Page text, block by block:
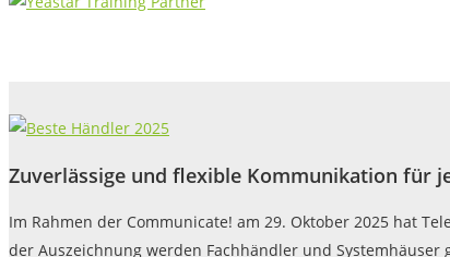
Zuverlässige und flexible Kommunikation für
Im Rahmen der Communicate! am 29. Oktober 2025 hat
der Auszeichnung werden Fachhändler und